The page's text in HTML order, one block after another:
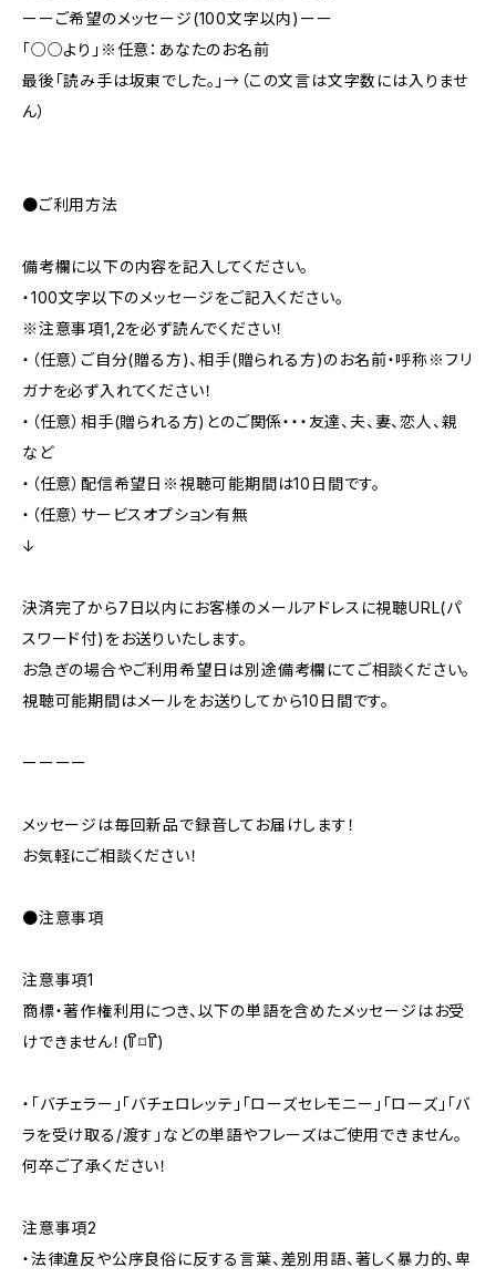
ーーご希望のメッセージ(100文字以内)ーー
「○○より」※任意：あなたのお名前
最後「読み手は坂東でした。」→（この文言は文字数には入りませ
ん）
●ご利用方法
備考欄に以下の内容を記入してください。
・100文字以下のメッセージをご記入ください。
※注意事項1,2を必ず読んでください！
・（任意）ご自分(贈る方)、相手(贈られる方)のお名前・呼称※フリ
ガナを必ず入れてください！
・（任意）相手(贈られる方)とのご関係・・・友達、夫、妻、恋人、親
など
・（任意）配信希望日※視聴可能期間は10日間です。
・（任意）サービスオプション有無
↓
決済完了から7日以内にお客様のメールアドレスに視聴URL(パ
スワード付)をお送りいたします。
お急ぎの場合やご利用希望日は別途備考欄にてご相談ください。
視聴可能期間はメールをお送りしてから10日間です。
ーーーー
メッセージは毎回新品で録音してお届けします！
お気軽にご相談ください！
●注意事項
注意事項1
商標・著作権利用につき、以下の単語を含めたメッセージはお受
けできません！(꒦ິ⌑꒦ີ)
・「バチェラー」「バチェロレッテ」「ローズセレモニー」「ローズ」「バ
ラを受け取る/渡す」などの単語やフレーズはご使用できません。
何卒ご了承ください！
注意事項2
・法律違反や公序良俗に反する言葉、差別用語、著しく暴力的、卑